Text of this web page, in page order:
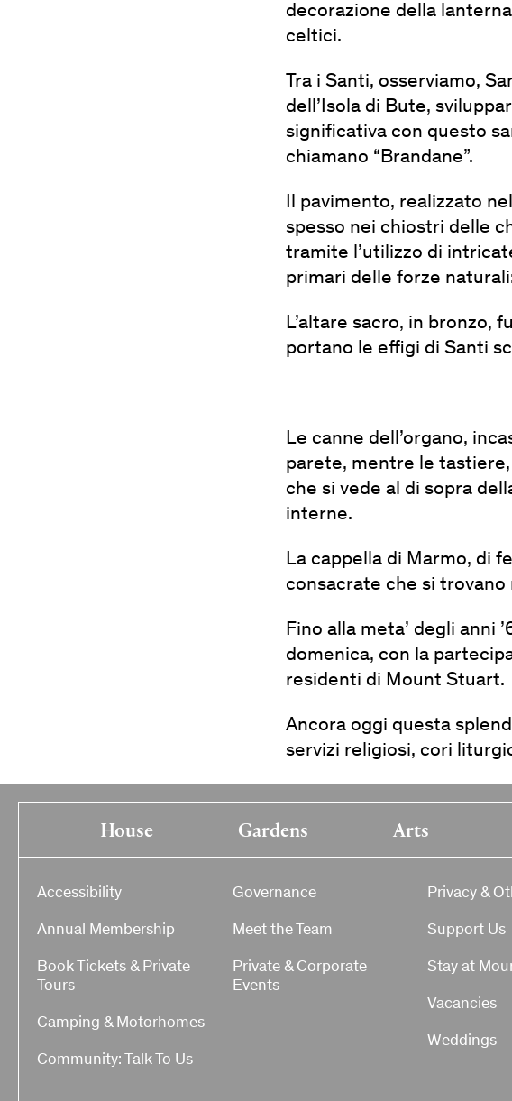
decorazione della
celtici.
Tra i Santi, osserviamo,
dell’Isola di Bute,
significativa con questo
chiamano “Brandane”.
Il pavimento, realizzato
spesso nei chiostri delle
tramite l’utilizzo di
primari delle forze
L’altare sacro, in bronzo,
portano le effigi di Santi
Le canne dell’organo,
parete, mentre le
che si vede al di sopra
interne.
La cappella di Marmo, di
consacrate che si
Fino alla meta’ degli anni
domenica, con la
residenti di Mount Stuart.
Ancora oggi questa
servizi religiosi, cori
House Gardens Arts
Accessibility
Annual Membership
Book Tickets & Private
Tours
Camping & Motorhomes
Community: Talk To Us
Governance
Meet the Team
Private & Corporate
Events
Privacy &
Support Us
Stay at
Vacancies
Weddings